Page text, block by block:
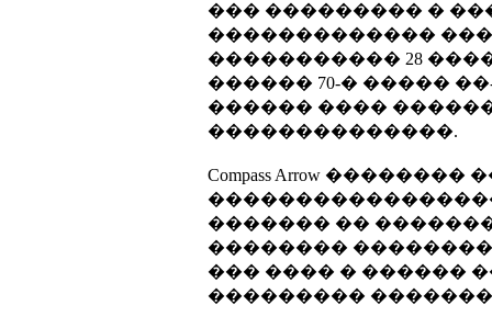
��� ��������� �
�������������
����������� 28
������ 70-� �����
������ ����
��������������.
Compass Arrow
������� ��
��������
��� ���� � ������
���������